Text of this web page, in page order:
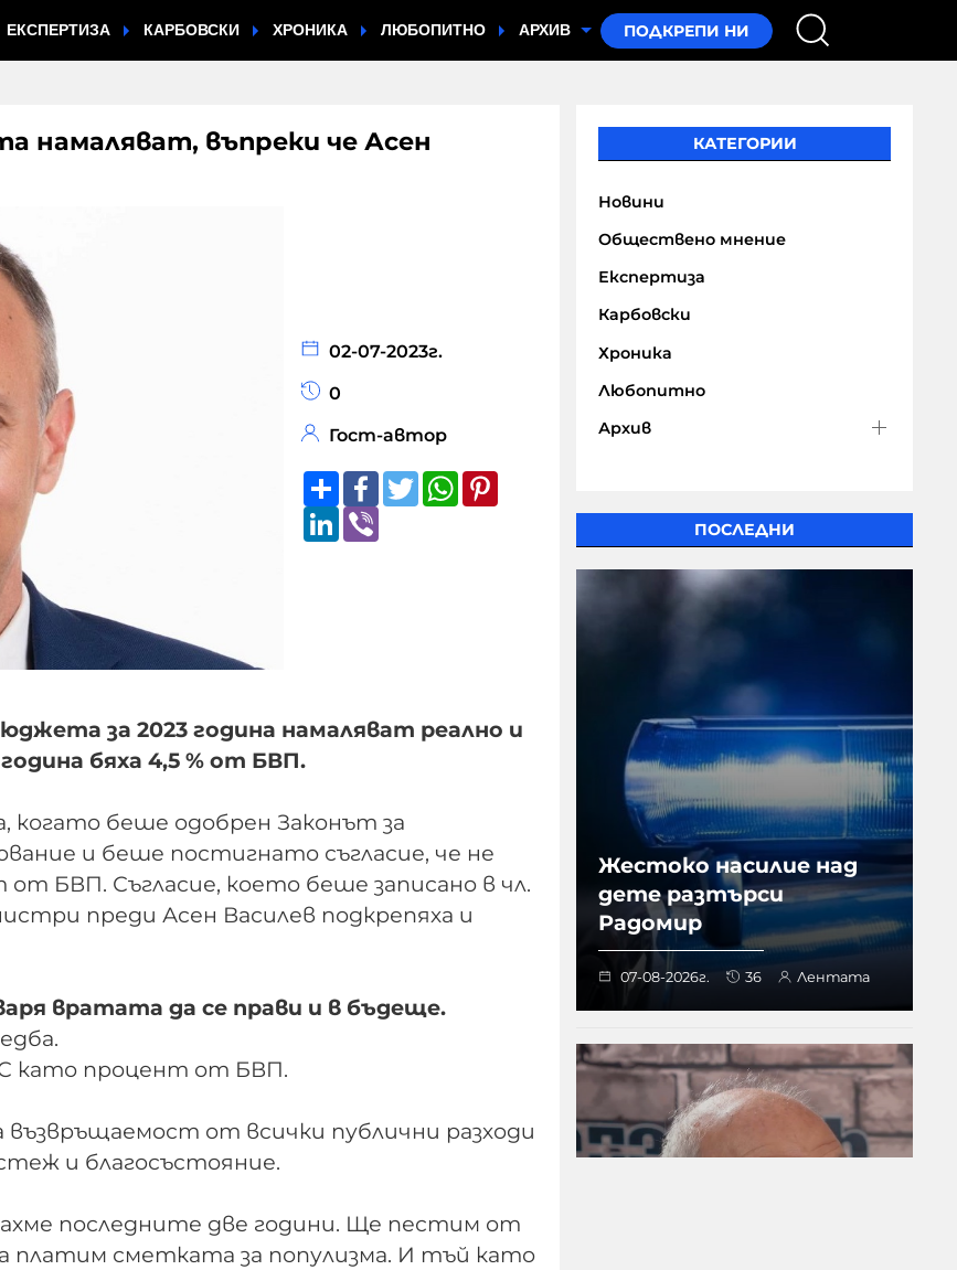
ЕКСПЕРТИЗА КАРБОВСКИ ХРОНИКА ЛЮБОПИТНО АРХИВ
намаляват, въпреки че Асен
02-07-2023г.
0
Гост-автор
ShareFacebook
TwitterWhatsApp
Pinterest
LinkedIn
Viber
за 2023 година намаляват реално и
бяха 4,5 % от БВП.
когато беше одобрен Законът за
и беше постигнато съгласие, че не
БВП. Съгласие, което беше записано в чл.
преди Асен Василев подкрепяха и
вратата да се прави и в бъдеще.
като процент от БВП.
от всички публични разходи
и благосъстояние.
последните две години. Ще пестим от
платим сметката за популизма. И тъй като
КАТЕГОРИИ
Новини
Обществено мнение
Експертиза
Карбовски
Хроника
Любопитно
Архив
ПОСЛЕДНИ
Жестоко насилие над
дете разтърси
Радомир
07-08-2026г. 36 Лентата